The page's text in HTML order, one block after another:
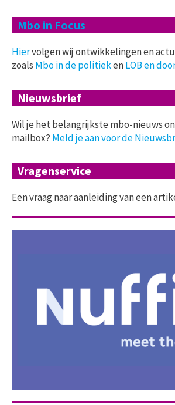
Mbo in Focus
Hiervolgen wij ontwikkelingen en
zoals Mbo in de politiekenLOB en
Nieuwsbrief
Wil je het belangrijkste mbo-nieuws
mailbox? Meld je aan voor de
Vragenservice
Een vraag naar aanleiding van een